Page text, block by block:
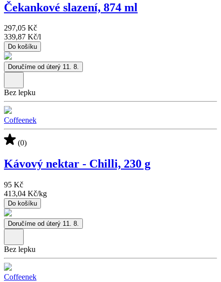
Čekankové slazení, 874 ml
297,05 Kč
339,87 Kč/l
Do košíku
Doručíme od úterý 11. 8.
Bez lepku
Coffeenek
(0)
Kávový nektar - Chilli, 230 g
95 Kč
413,04 Kč/kg
Do košíku
Doručíme od úterý 11. 8.
Bez lepku
Coffeenek